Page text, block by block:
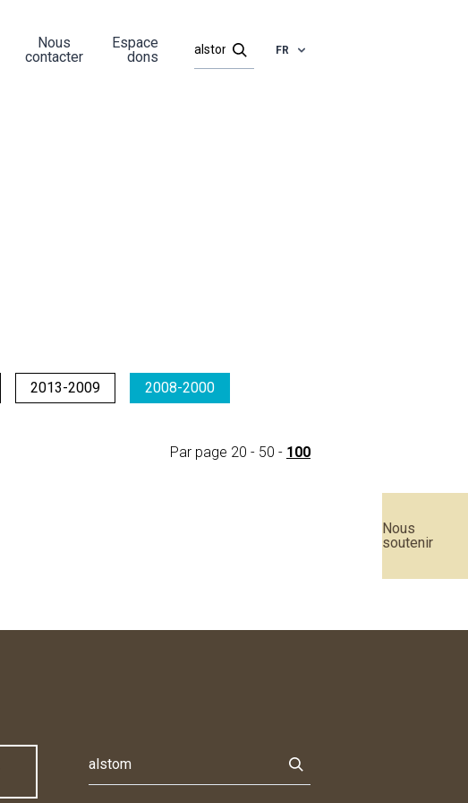
Nous
soutenir
Nous
contacter
Espace
dons
FR
2013-2009 2008-2000
Par page 20 - 50 - 100